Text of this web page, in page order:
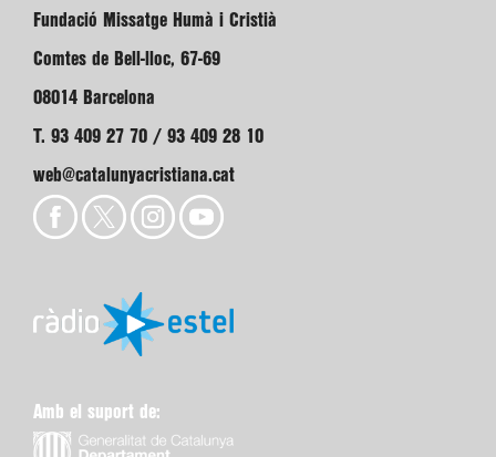
Fundació Missatge Humà i Cristià
Comtes de Bell-lloc, 67-69
08014 Barcelona
T. 93 409 27 70 / 93 409 28 10
web@catalunyacristiana.cat
Amb el suport de: